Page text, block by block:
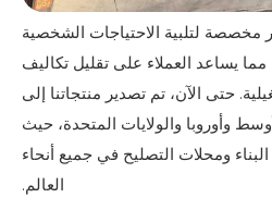
مخصصة لتلبية الاحتياجات الشخصية
يساعد العملاء على تقليل تكاليف
حتى الآن، تم تصدير منتجاتنا إلى
وأوروبا والولايات المتحدة، حيث
ومحلات التصليح في جميع أنحاء
العالم.